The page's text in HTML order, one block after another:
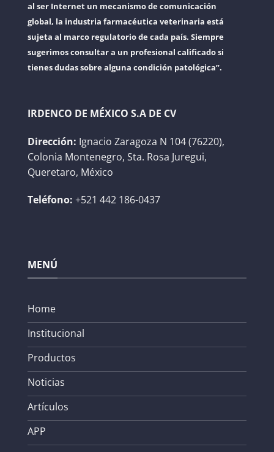
al ser Internet un mecanismo de comunicación
global, la industria farmacéutica veterinaria está
sujeta al marco regulatorio de cada país. Siempre
sugerimos consultar a un profesional calificado si
tienes dudas sobre alguna condición patológica”.
IRDENCO DE MÉXICO S.A DE CV
Dirección: Ignacio Zaragoza N 104 (76220),
Colonia Montenegro, Sta. Rosa Juregui,
Queretaro, México
Teléfono: +521 442 186-0437
MENÚ
Home
Institucional
Productos
Noticias
Artículos
APP